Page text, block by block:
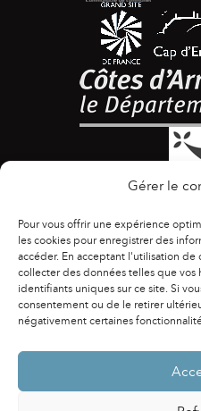
Gérer le
Pour vous offrir une expérience
les cookies pour enregistrer des
accéder. En acceptant l'utilisation de
collecter des données telles que
identifiants uniques sur ce site. Si
consentement ou de le retirer
négativement certaines
ACCESSIBILITÉ |
CONTACTS